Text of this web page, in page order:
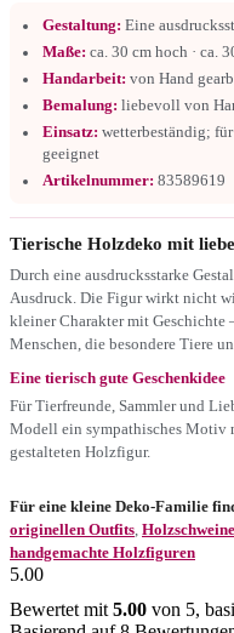
Gestaltung: Eine
Maße: ca. 30 cm hoch · ca.
Handarbeit: von Hand
Bemalung: liebevoll von
Einsatz: wetterbeständig;
geeignet
Artikelnummer: 83589619
Tierische Holzdeko mit
Durch eine ausdrucksstarke
Ausdruck. Die Figur wirkt nicht
kleiner Charakter mit Geschichte
Menschen, die besondere Tiere
Eine tierisch gute Geschenkidee
Für Tierfreunde, Sammler und
Modell ein sympathisches Motiv
gestalteten Holzfigur.
Für eine kleine Deko-Familie
originellen Outfits
handgemachte Holzfiguren
5.00
Bewertet mit 5.00 von 5,